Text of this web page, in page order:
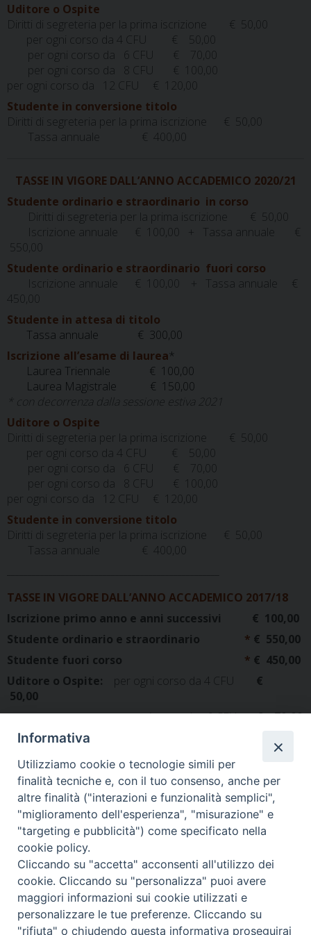
Uditore o Ospite
Diritti di segreteria per la prima iscrizione
€ 50,00
per ogni corso da 4 CFU € 50,00
per ogni corso da 6 CFU € 70,00
per ogni corso da 8 CFU € 100,00
per ogni corso da 12 CFU € 120,00
Studente in conversione titolo
Diritti di segreteria per la prima iscrizione € 50,00
Tassa annuale € 400,00
TASSE IN VIGORE DALL’ANNO ACCADEMICO 2020/21
Studente ordinario e straordinario in corso
Diritti di segreteria per la prima iscrizione
€ 50,00
Iscrizione annuale € 100,00 + Tassa annuale €
550,00
Studente ordinario e straordinario fuori corso
Iscrizione annuale € 100,00 + Tassa annuale €
450,00
Studente in attesa di titolo
Tassa annuale € 300,00
Iscrizione all’esame di laurea*
Laurea Triennale € 100,00
Laurea Magistrale € 150,00
* con decorrenza dalla sessione estiva 2021
Uditore o Ospite
Diritti di segreteria per la prima iscrizione
€ 50,00
per ogni corso da 4 CFU € 50,00
per ogni corso da 6 CFU € 70,00
per ogni corso da 8 CFU € 100,00
per ogni corso da 12 CFU € 120,00
Studente in conversione titolo
Diritti di segreteria per la prima iscrizione € 50,00
Tassa annuale € 400,00
TASSE IN VIGORE DALL’ANNO ACCADEMICO 2017/18
Iscrizione primo anno e anni successivi € 100,00
Studente ordinario e straordinario
* € 550,00
Studente fuori corso
* € 450,00
Uditore o Ospite: per ogni corso da 4 CFU €
50,00
per ogni corso da 6 CFU€ 70,00
per ogni corso da 12 CFU
Studente in conversione titolo €
400,00
Studente in attesa di titolo €
300,00
*pagabili in due rate con scad. 31/10 e 31/03
Autorità
Calendario I semestre A.A.
Informativa
Utilizziamo cookie o tecnologie simili per
finalità tecniche e, con il tuo consenso, anche per
altre finalità ("interazioni e funzionalità semplici",
"miglioramento dell'esperienza", "misurazione" e
"targeting e pubblicità") come specificato nella
cookie policy.
Cliccando su "accetta" acconsenti all'utilizzo dei
cookie. Cliccando su "personalizza" puoi avere
maggiori informazioni sui cookie utilizzati e
personalizzare le tue preferenze. Cliccando su
"rifiuta" o chiudendo questa informativa proseguirai